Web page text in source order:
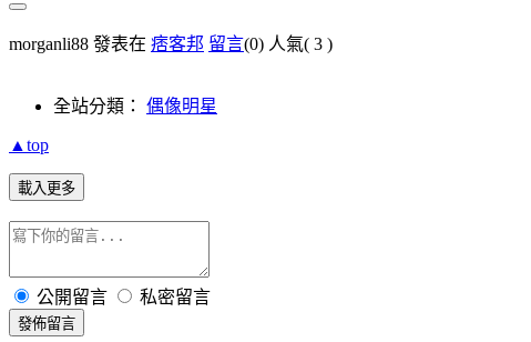
morganli88 發表在 痞客邦 留言(0) 人氣( 3 )
全站分類： 偶像明星
▲top
載入更多
公開留言 私密留言
發佈留言